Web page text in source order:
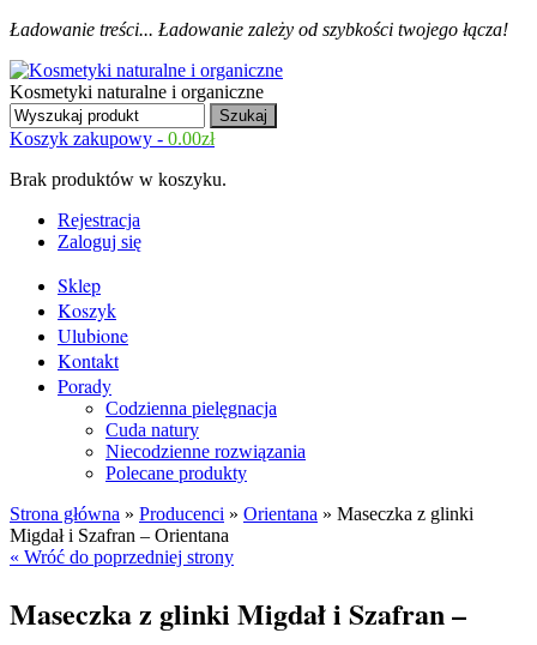
Ładowanie treści... Ładowanie zależy od szybkości twojego łącza!
Kosmetyki naturalne i organiczne
Koszyk zakupowy - 0.00zł
Brak produktów w koszyku.
Rejestracja
Zaloguj się
Sklep
Koszyk
Ulubione
Kontakt
Porady
Codzienna pielęgnacja
Cuda natury
Niecodzienne rozwiązania
Polecane produkty
Strona główna » Producenci » Orientana » Maseczka z glinki
Migdał i Szafran – Orientana
« Wróć do poprzedniej strony
Maseczka z glinki Migdał i Szafran –